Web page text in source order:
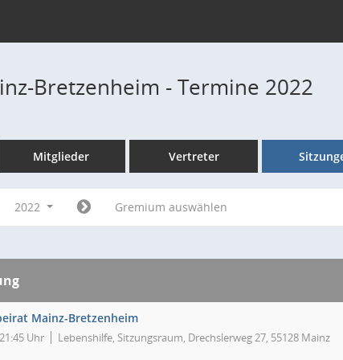
Bretzenheim - Termine 2022
Mitglieder Vertreter
2022 Gremium auswählen
Mainz-Bretzenheim
Uhr Lebenshilfe, Sitzungsraum, Drechslerweg 27, 55128 Mainz